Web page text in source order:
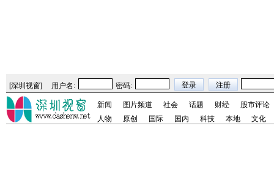
[深圳视窗] 用户名: 密码:
新闻 图片频道 社会 话题 财经
股市评论
人物
原创 国际 国内 科技 本地 文化